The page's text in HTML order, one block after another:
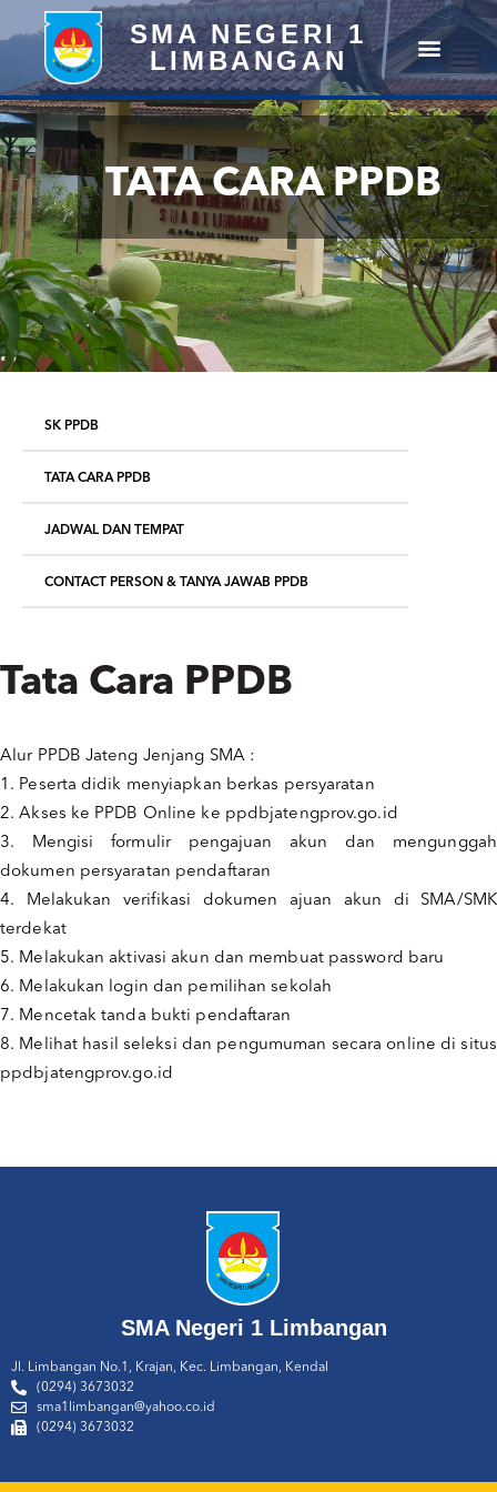
SMA NEGERI 1
LIMBANGAN
TATA CARA PPDB
SK PPDB
TATA CARA PPDB
JADWAL DAN TEMPAT
CONTACT PERSON & TANYA JAWAB PPDB
Tata Cara PPDB
Alur PPDB Jateng Jenjang SMA :
1. Peserta didik menyiapkan berkas persyaratan
2. Akses ke PPDB Online ke ppdbjatengprov.go.id
3. Mengisi formulir pengajuan akun dan mengunggah
dokumen persyaratan pendaftaran
4. Melakukan verifikasi dokumen ajuan akun di SMA/SMK
terdekat
5. Melakukan aktivasi akun dan membuat password baru
6. Melakukan login dan pemilihan sekolah
7. Mencetak tanda bukti pendaftaran
8. Melihat hasil seleksi dan pengumuman secara online di situs
ppdbjatengprov.go.id
SMA Negeri 1 Limbangan
Jl. Limbangan No.1, Krajan, Kec. Limbangan, Kendal
(0294) 3673032
sma1limbangan@yahoo.co.id
(0294) 3673032